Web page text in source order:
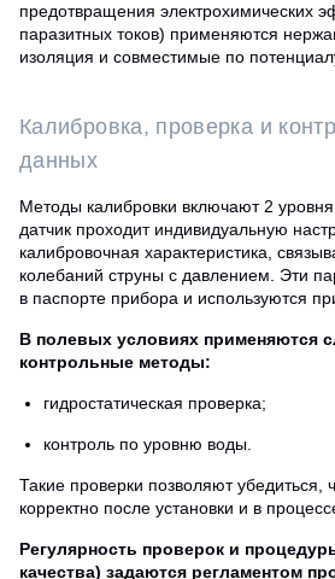
предотвращения электрохимических
паразитных токов) применяются
изоляция и совместимые по
Калибровка, проверка и
данных
Методы калибровки включают 2
датчик проходит индивидуальную
калибровочная характеристика,
колебаний струны с давлением. Эти
в паспорте прибора и используются
В полевых условиях применяются
контрольные методы:
гидростатическая проверка;
контроль по уровню воды.
Такие проверки позволяют убедиться,
корректно после установки и в
Регулярность проверок и
качества) задаются регламентом